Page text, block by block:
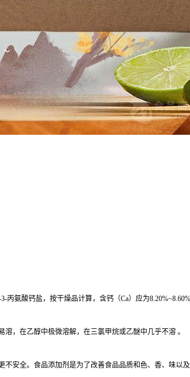
氨酸钙盐，按干燥品计算，含钙（Ca）应为8.20%~8.60%
，在乙醇中极微溶解，在三氯甲烷或乙醚中几乎不溶 。
安全。食品添加剂是为了改善食品品质和色、香、味